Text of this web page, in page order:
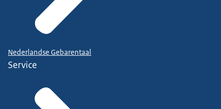
Nederlandse Gebarentaal
Service